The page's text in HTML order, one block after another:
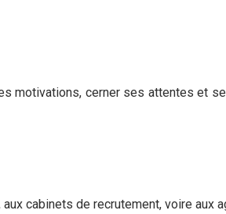
motivations, cerner ses attentes et
cabinets de recrutement, voire aux